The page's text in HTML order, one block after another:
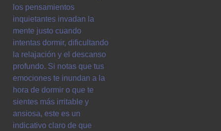
los pensamientos
inquietantes invadan la
mente justo cuando
intentas dormir, dificultando
la relajación y el descanso
profundo. Si notas que tus
emociones te inundan a la
hora de dormir o que te
sientes más irritable y
ansiosa, este es un
indicativo claro de que